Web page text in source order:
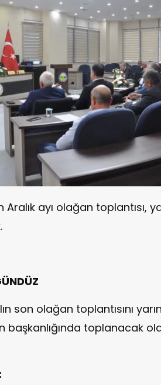
Aralık ayı olağan toplantısı,
son olağan toplantısını
başkanlığında toplanacak